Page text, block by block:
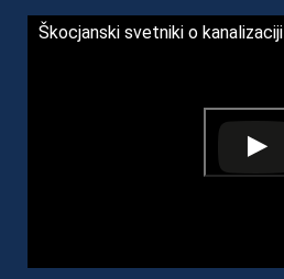
Škocjanski svetniki o kanalizaciji